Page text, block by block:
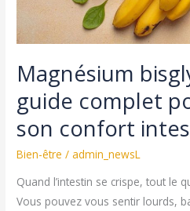
campagnes
en
2026
Magnésium
guide complet
son confort
Bien-être /admin_newsL
Quand l’intestin se crispe, tout le
Vous pouvez vous sentir lourds,